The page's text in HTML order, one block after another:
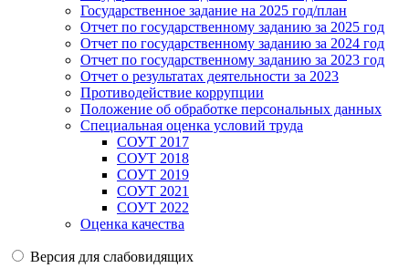
Государственное задание на 2025 год/план
Отчет по государственному заданию за 2025 год
Отчет по государственному заданию за 2024 год
Отчет по государственному заданию за 2023 год
Отчет о результатах деятельности за 2023
Противодействие коррупции
Положение об обработке персональных данных
Специальная оценка условий труда
СОУТ 2017
СОУТ 2018
СОУТ 2019
СОУТ 2021
СОУТ 2022
Оценка качества
Версия для слабовидящих